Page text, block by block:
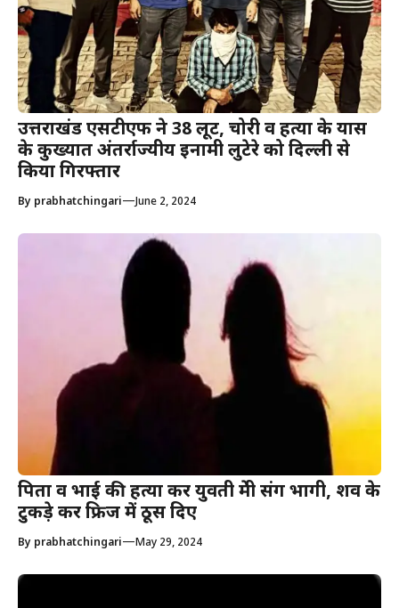
उत्तराखंड एसटीएफ ने 38 लूट, चोरी व हत्या के प्रयास
के कुख्यात अंतर्राज्यीय इनामी लुटेरे को दिल्ली से
किया गिरफ्तार
By prabhatchingari—June 2, 2024
पिता व भाई की हत्या कर युवती प्रेमी संग भागी, शव के
टुकड़े कर फ्रिज में ठूस दिए
By prabhatchingari—May 29, 2024